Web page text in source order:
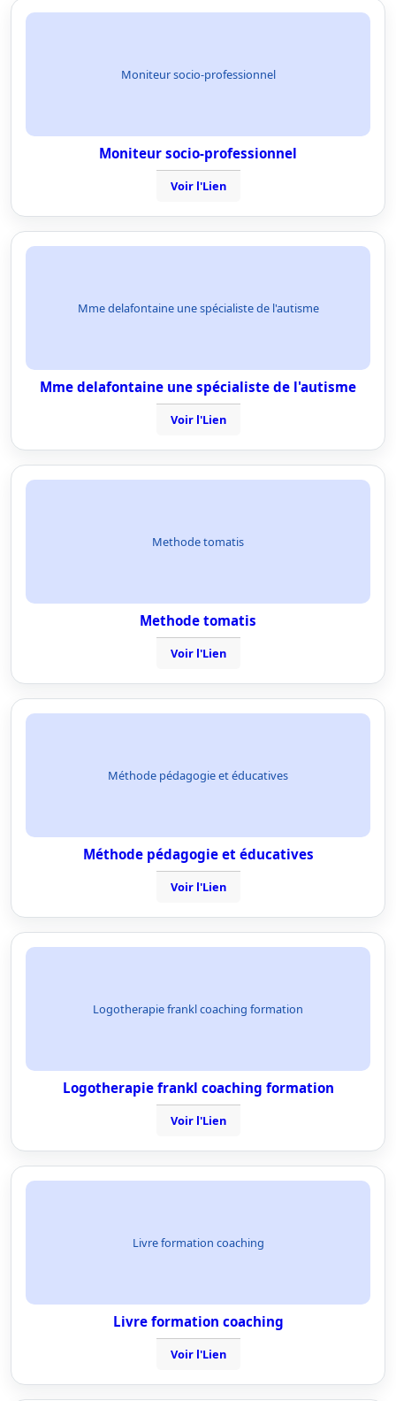
Moniteur socio-professionnel
Moniteur socio-professionnel
Voir l'Lien
Mme delafontaine une spécialiste de l'autisme
Mme delafontaine une spécialiste de l'autisme
Voir l'Lien
Methode tomatis
Methode tomatis
Voir l'Lien
Méthode pédagogie et éducatives
Méthode pédagogie et éducatives
Voir l'Lien
Logotherapie frankl coaching formation
Logotherapie frankl coaching formation
Voir l'Lien
Livre formation coaching
Livre formation coaching
Voir l'Lien